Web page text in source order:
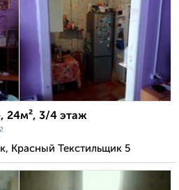
24м², 3/4 этаж
Красный Текстильщик 5